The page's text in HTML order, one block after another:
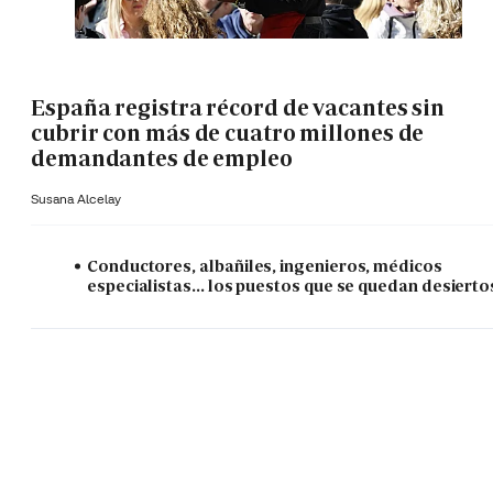
España registra récord de vacantes sin
cubrir con más de cuatro millones de
demandantes de empleo
Susana Alcelay
Conductores, albañiles, ingenieros, médicos
especialistas... los puestos que se quedan